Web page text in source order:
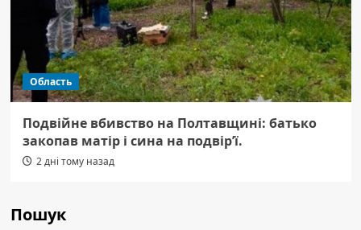
Область
Подвійне вбивство на Полтавщині: батько
закопав матір і сина на подвір’ї.
2 дні тому назад
Пошук